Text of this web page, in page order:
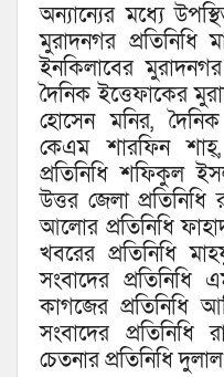
অন্যান্যের মধ্যে
মুরাদনগর
ইনকিলাবের
দৈনিক ইত্তেফাকের
হোসেন মনির,
কেএম শারফিন
প্রতিনিধি শফিকুল
উত্তর জেলা
আলোর প্রতিনিধি
খবরের প্রতিনিধি
সংবাদের
কাগজের প্রতিনিধি
সংবাদের প্রতিনিধি
চেতনার প্রতিনিধি